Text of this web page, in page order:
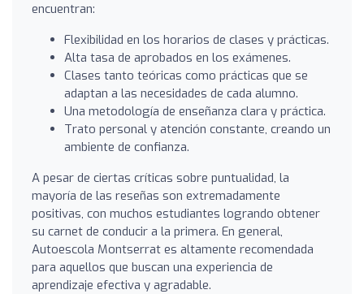
encuentran:
Flexibilidad en los horarios de clases y prácticas.
Alta tasa de aprobados en los exámenes.
Clases tanto teóricas como prácticas que se
adaptan a las necesidades de cada alumno.
Una metodología de enseñanza clara y práctica.
Trato personal y atención constante, creando un
ambiente de confianza.
A pesar de ciertas críticas sobre puntualidad, la
mayoría de las reseñas son extremadamente
positivas, con muchos estudiantes logrando obtener
su carnet de conducir a la primera. En general,
Autoescola Montserrat es altamente recomendada
para aquellos que buscan una experiencia de
aprendizaje efectiva y agradable.